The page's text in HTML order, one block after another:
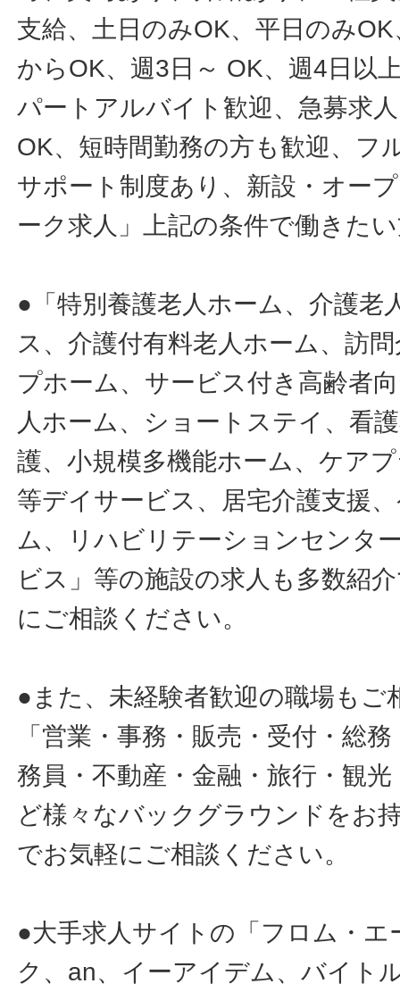
支給、土日のみOK、平日のみ
からOK、週3日～ OK、週4日以
パートアルバイト歓迎、急募求
OK、短時間勤務の方も歓迎、フ
サポート制度あり、新設・オー
ーク求人」上記の条件で働きた
●「特別養護老人ホーム、介護老
ス、介護付有料老人ホーム、訪
プホーム、サービス付き高齢者
人ホーム、ショートステイ、看
護、小規模多機能ホーム、ケア
等デイサービス、居宅介護支援
ム、リハビリテーションセンタ
ビス」等の施設の求人も多数紹
にご相談ください。
●また、未経験者歓迎の職場もご
「営業・事務・販売・受付・総
務員・不動産・金融・旅行・観
ど様々なバックグラウンドをお
でお気軽にご相談ください。
●大手求人サイトの「フロム・
ク、an、イーアイデム、バイト